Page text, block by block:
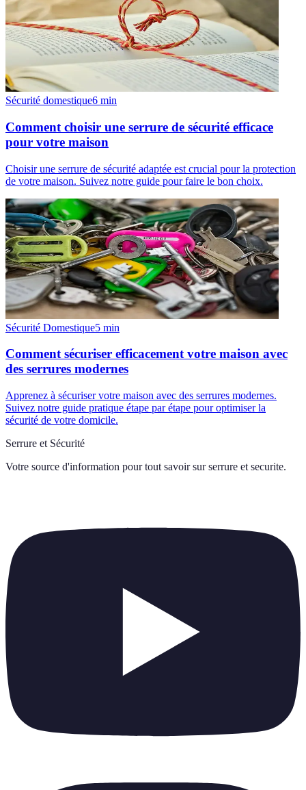
Sécurité domestique6 min
Comment choisir une serrure de sécurité efficace
pour votre maison
Choisir une serrure de sécurité adaptée est crucial pour la protection
de votre maison. Suivez notre guide pour faire le bon choix.
Sécurité Domestique5 min
Comment sécuriser efficacement votre maison avec
des serrures modernes
Apprenez à sécuriser votre maison avec des serrures modernes.
Suivez notre guide pratique étape par étape pour optimiser la
sécurité de votre domicile.
Serrure et Sécurité
Votre source d'information pour tout savoir sur serrure et securite.